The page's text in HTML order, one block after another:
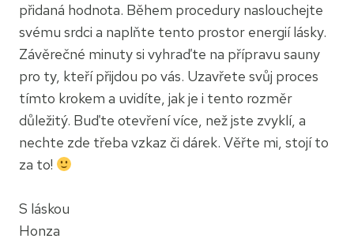
přidaná hodnota. Během procedury naslouchejte
svému srdci a naplňte tento prostor energií lásky.
Závěrečné minuty si vyhraďte na přípravu sauny
pro ty, kteří přijdou po vás. Uzavřete svůj proces
tímto krokem a uvidíte, jak je i tento rozměr
důležitý. Buďte otevření více, než jste zvyklí, a
nechte zde třeba vzkaz či dárek. Věřte mi, stojí to
za to!
S láskou
Honza